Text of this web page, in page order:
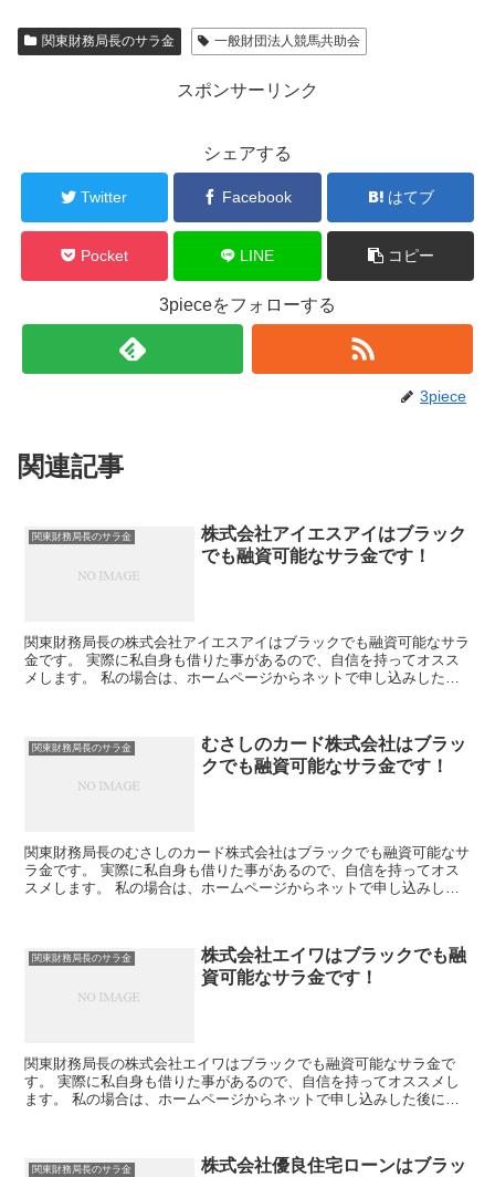
関東財務局長のサラ金 一般財団法人競馬共助会
スポンサーリンク
シェアする
Twitter Facebook はてブ
Pocket LINE コピー
3pieceをフォローする
3piece
関連記事
関東財務局長のサラ金
株式会社アイエスアイはブラック
でも融資可能なサラ金です！
関東財務局長の株式会社アイエスアイはブラックでも融資可能なサラ
金です。 実際に私自身も借りた事があるので、自信を持ってオスス
メします。 私の場合は、ホームページからネットで申し込みした後
関東財務局長のサラ金
むさしのカード株式会社はブラッ
クでも融資可能なサラ金です！
関東財務局長のむさしのカード株式会社はブラックでも融資可能なサ
ラ金です。 実際に私自身も借りた事があるので、自信を持ってオス
スメします。 私の場合は、ホームページからネットで申し込みした
関東財務局長のサラ金
株式会社エイワはブラックでも融
資可能なサラ金です！
関東財務局長の株式会社エイワはブラックでも融資可能なサラ金で
す。 実際に私自身も借りた事があるので、自信を持ってオススメし
ます。 私の場合は、ホームページからネットで申し込みした後に電
関東財務局長のサラ金
株式会社優良住宅ローンはブラッ